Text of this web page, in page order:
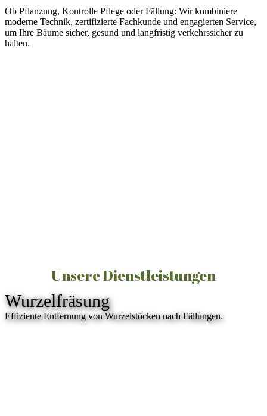
Ob Pflanzung, Kontrolle Pflege oder Fällung: Wir kombiniere
moderne Technik, zertifizierte Fachkunde und engagierten Service,
um Ihre Bäume sicher, gesund und langfristig verkehrssicher zu
halten.
Unsere Dienstleistungen
Wurzelfräsung
Effiziente Entfernung von Wurzelstöcken nach Fällungen.